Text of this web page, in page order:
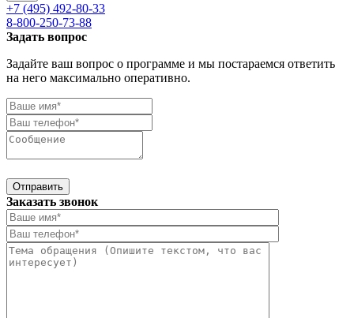
+7 (495) 492-80-33
8-800-250-73-88
Задать вопрос
Задайте ваш вопрос о программе и мы постараемся ответить
на него максимально оперативно.
Отправить
Заказать звонок